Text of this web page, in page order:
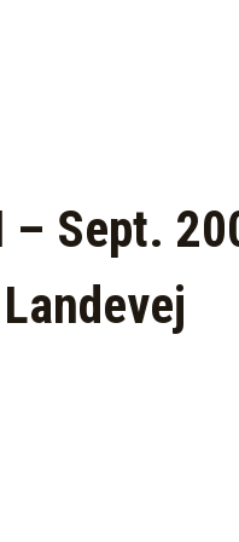
– Sept.